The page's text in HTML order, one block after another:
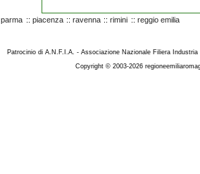
parma :: piacenza :: ravenna :: rimini :: reggio emilia
Patrocinio di A.N.F.I.A. - Associazione Nazionale Filiera
Copyright © 2003-2026